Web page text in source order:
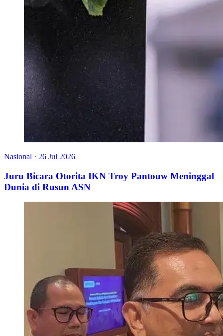
Nasional · 26 Jul 2026
Juru Bicara Otorita IKN Troy Pantouw Meninggal
Dunia di Rusun ASN